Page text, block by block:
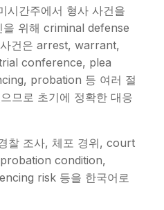
시간주에서 형사 사건을
위해 criminal defense
건은 arrest, warrant,
conference, plea
probation 등 여러 절
므로 초기에 정확한 대응
찰 조사, 체포 경위, court
condition,
risk 등을 한국어로